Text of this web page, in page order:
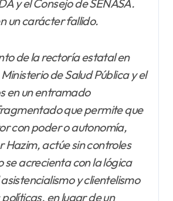
y el Consejo de SENASA.
un carácter fallido.
de la rectoría estatal en
de Salud Pública y el
en un entramado
que permite que
con poder o autonomía,
Hazim, actúe sin controles
se acrecienta con la lógica
y clientelismo
en lugar de un